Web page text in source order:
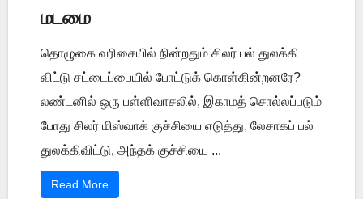
மடமை
தொழுகை வரிசையில் நின்றதும் சிலர் பல் துலக்கி
விட்டு சட்டைப்பையில் போட்டுக் கொள்கின்றனரே?
லண்டனில் ஒரு பள்ளிவாசலில், இகாமத் சொல்லப்படும்
போது சிலர் மிஸ்வாக் குச்சியை எடுத்து, லேசாகப் பல்
துலக்கிவிட்டு, அந்தக் குச்சியை ...
Read More